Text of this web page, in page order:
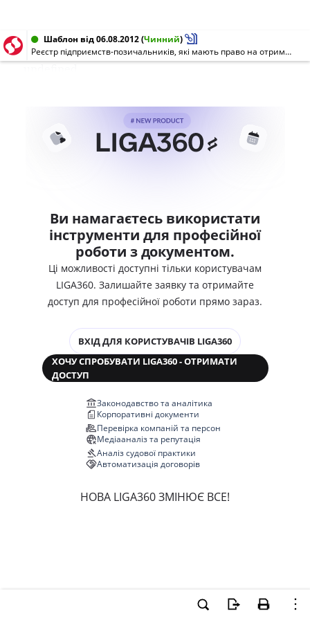
Шаблон від 06.08.2012(Чинний)
Реєстр підприємств-позичальників, які мають право на отримання компенсації відсоткової ставки за короткостроковими, середньостроковими, довгостроковими кредитами (позиками) та суми фактично сплачених відсотків за користування ними
Ви намагаєтесь використати
інструменти для професійної
роботи з документом.
Ці можливості доступні тільки користувачам
LIGA360. Залишайте заявку та отримайте
доступ для професійної роботи прямо зараз.
ВХІД ДЛЯ КОРИСТУВАЧІВ LIGA360
ХОЧУ СПРОБУВАТИ LIGA360 - ОТРИМАТИ
ДОСТУП
Законодавство та аналітика
Корпоративні документи
Перевірка компаній та персон
Медіааналіз та репутація
Аналіз судової практики
Автоматизація договорів
НОВА LIGA360 ЗМІНЮЄ ВСЕ!